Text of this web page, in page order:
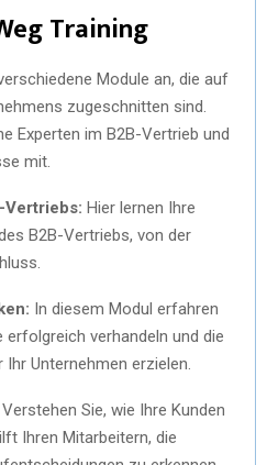
Training
Module an, die auf
zugeschnitten sind.
Experten im B2B-Vertrieb und
mit.
Vertriebs: Hier lernen Ihre
B2B-Vertriebs, von der
In diesem Modul erfahren
erfolgreich verhandeln und die
Unternehmen erzielen.
Verstehen Sie, wie Ihre Kunden
Ihren Mitarbeitern, die